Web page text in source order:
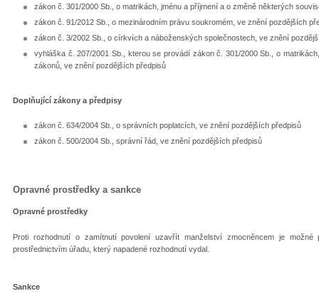
zákon č. 301/2000 Sb., o matrikách, jménu a příjmení a o změně některých
zákon č. 91/2012 Sb., o mezinárodním právu soukromém, ve znění pozdějších
zákon č. 3/2002 Sb., o církvích a náboženských společnostech, ve znění
vyhláška č. 207/2001 Sb., kterou se provádí zákon č. 301/2000 Sb., o
zákonů, ve znění pozdějších předpisů
Doplňující zákony a předpisy
zákon č. 634/2004 Sb., o správních poplatcích, ve znění pozdějších předpisů
zákon č. 500/2004 Sb., správní řád, ve znění pozdějších předpisů
Opravné prostředky a sankce
Opravné prostředky
Proti rozhodnutí o zamítnutí povolení uzavřít manželství zmocněncem je
prostřednictvím úřadu, který napadené rozhodnutí vydal.
Sankce